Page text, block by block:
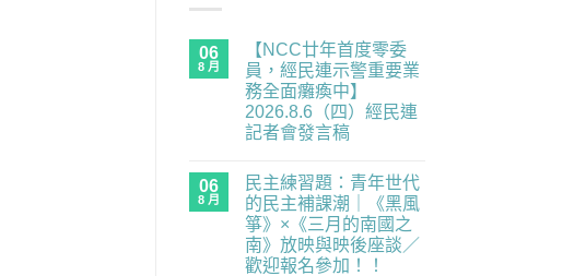
06
8 月
【NCC廿年首度零委
員，經民連示警重要業
務全面癱瘓中】
2026.8.6（四）經民連
記者會發言稿
廿
年
首
度
零
委
員，
留
言
06
8 月
民主練習題：青年世代
的民主補課潮｜《黑風
箏》×《三月的南國之
南》放映與映後座談／
歡迎報名參加！！